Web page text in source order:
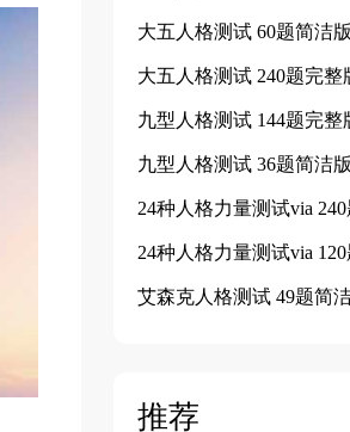
大五人格测试 60题简洁版
大五人格测试 240题完整
九型人格测试 144题完整
九型人格测试 36题简洁版
24种人格力量测试via 240题
24种人格力量测试via
艾森克人格测试 49题简
推荐